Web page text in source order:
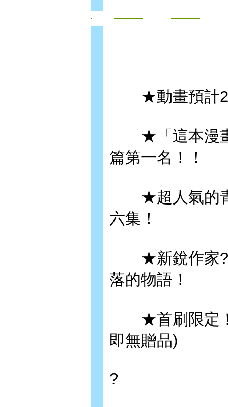
★動畫預計
★「這本漫畫
篇第一名！！
★超人氣的青
六集！
★新銳作家
落的物語！
★首刷限定！
即無贈品)
?